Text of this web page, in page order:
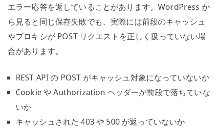
エラー応答を返していることがあります。WordPress か
ら見ると同じ保存失敗でも、実際には前段のキャッシュ
やプロキシが POST リクエストを正しく扱っていない場
合があります。
REST API の POST がキャッシュ対象になっていないか
Cookie や Authorization ヘッダーが前段で落ちていな
いか
キャッシュされた 403 や 500 が返っていないか